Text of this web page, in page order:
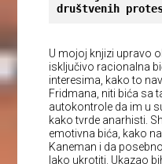
društvenih
U mojoj knjizi upravo
isključivo racionalna
interesima, kako to
Fridmana, niti bića sa
autokontrole da im u
kako tvrde anarhisti.
emotivna bića, kako
Kaneman i da
lako ukrotiti. Ukazao